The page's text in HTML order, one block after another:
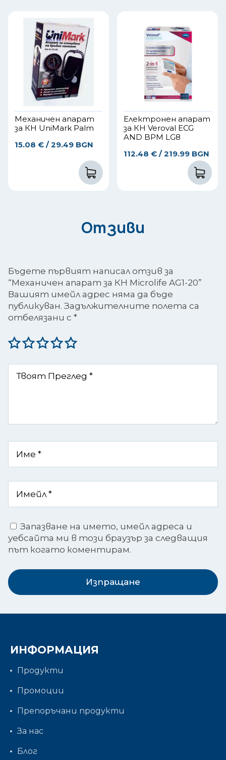
Механичен апарат
за КН UniMark Palm
15.08 € / 29.49 BGN
Електронен апарат
за КН Veroval ECG
AND BPM LG8
112.48 € / 219.99 BGN
Отзиви
Бъдете първият написал отзив за
“Механичен апарат за КН Microlife AG1-20”
Вашият имейл адрес няма да бъде
публикуван. Задължителните полета са
отбелязани с *
Запазване на името, имейл адреса и
уебсайта ми в този браузър за следващия
път когато коментирам.
Изпращане
ИНФОРМАЦИЯ
Продукти
Промоции
Препоръчани продукти
За нас
Блог